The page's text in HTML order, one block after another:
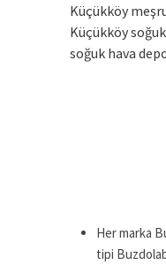
Küçükköy
Küçükköy
soğuk hava
Her marka
tipi